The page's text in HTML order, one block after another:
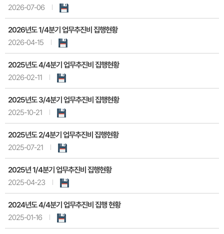
2026-07-06
2026년도 1/4분기 업무추진비 집행현황
2026-04-15
2025년도 4/4분기 업무추진비 집행현황
2026-02-11
2025년도 3/4분기 업무추진비 집행현황
2025-10-21
2025년도 2/4분기 업무추진비 집행현황
2025-07-21
2025년 1/4분기 업무추진비 집행현황
2025-04-23
2024년도 4/4분기 업무추진비 집행 현황
2025-01-16